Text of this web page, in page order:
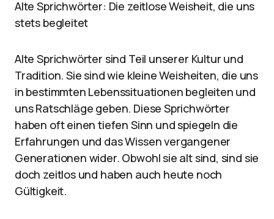
Alte Sprichwörter: Die zeitlose Weisheit, die uns
stets begleitet
Alte Sprichwörter sind Teil unserer Kultur und
Tradition. Sie sind wie kleine Weisheiten, die uns
in bestimmten Lebenssituationen begleiten und
uns Ratschläge geben. Diese Sprichwörter
haben oft einen tiefen Sinn und spiegeln die
Erfahrungen und das Wissen vergangener
Generationen wider. Obwohl sie alt sind, sind sie
doch zeitlos und haben auch heute noch
Gültigkeit.